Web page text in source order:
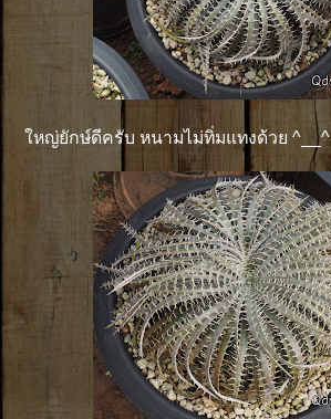
ใหญ่ยักษ์ดีครับ หนามไม่ทิ่มแทงด้วย ^__^